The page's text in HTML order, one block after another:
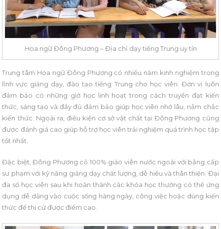
Hoa ngữ Đông Phương – Địa chỉ dạy tiếng Trung uy tín
Trung tâm Hoa ngữ Đông Phương có nhiều năm kinh nghiệm trong
lĩnh vực giảng dạy, đào tạo tiếng Trung cho học viên. Đơn vị luôn
đảm bảo có những giờ học linh hoạt trong cách truyền đạt kiến
thức, sáng tạo và đầy đủ đảm bảo giúp học viên nhớ lâu, nắm chắc
kiến thức. Ngoài ra, điều kiện cơ sở vật chất tại Đông Phương cũng
được đánh giá cao giúp hỗ trợ học viên trải nghiệm quá trình học tập
tốt nhất.
Đặc biệt, Đông Phương có 100% giáo viên nước ngoài với bằng cấp
sư phạm với kỹ năng giảng dạy chất lượng, dễ hiểu và thân thiện. Đại
đa số học viên sau khi hoàn thành các khóa học thường có thể ứng
dụng dễ dàng vào cuộc sống hàng ngày, công việc hoặc dùng kiến
thức để thi cử được điểm cao.